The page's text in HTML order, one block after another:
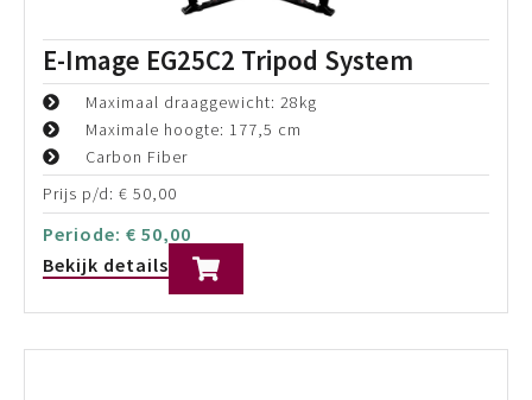
E-Image EG15C2 Tripod System
Maximaal draaggewicht: 18kg
Maximale hoogte: 177,5 cm
Prijs p/d:€40,00
Periode:€40,00
Bekijk details